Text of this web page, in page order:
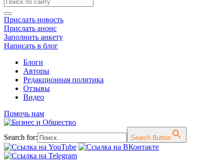
Прислать новость
Прислать анонс
Заполнить анкету
Написать в блог
Блоги
Авторы
Редакционная политика
Отзывы
Видео
Помочь нам
Search for: Search Button